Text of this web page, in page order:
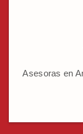
Asesoras en